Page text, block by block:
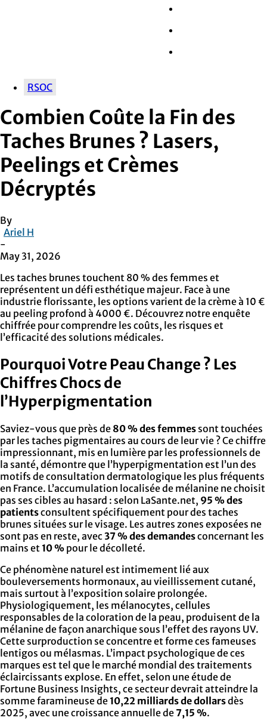
RSOC
Combien Coûte la Fin des
Taches Brunes ? Lasers,
Peelings et Crèmes
Décryptés
By
Ariel H
-
May 31, 2026
Les taches brunes touchent 80 % des femmes et
représentent un défi esthétique majeur. Face à une
industrie florissante, les options varient de la crème à 10 €
au peeling profond à 4000 €. Découvrez notre enquête
chiffrée pour comprendre les coûts, les risques et
l’efficacité des solutions médicales.
Pourquoi Votre Peau Change ? Les
Chiffres Chocs de
l’Hyperpigmentation
Saviez-vous que près de 80 % des femmes sont touchées
par les taches pigmentaires au cours de leur vie ? Ce chiffre
impressionnant, mis en lumière par les professionnels de
la santé, démontre que l’hyperpigmentation est l’un des
motifs de consultation dermatologique les plus fréquents
en France. L’accumulation localisée de mélanine ne choisit
pas ses cibles au hasard : selon LaSante.net, 95 % des
patientsconsultent spécifiquement pour des taches
brunes situées sur le visage. Les autres zones exposées ne
sont pas en reste, avec 37 % des demandesconcernant les
mains et 10 % pour le décolleté.
Ce phénomène naturel est intimement lié aux
bouleversements hormonaux, au vieillissement cutané,
mais surtout à l’exposition solaire prolongée.
Physiologiquement, les mélanocytes, cellules
responsables de la coloration de la peau, produisent de la
mélanine de façon anarchique sous l’effet des rayons UV.
Cette surproduction se concentre et forme ces fameuses
lentigos ou mélasmas. L’impact psychologique de ces
marques est tel que le marché mondial des traitements
éclaircissants explose. En effet, selon une étude de
Fortune Business Insights, ce secteur devrait atteindre la
somme faramineuse de 10,22 milliards de dollarsdès
2025, avec une croissance annuelle de 7,15 %.